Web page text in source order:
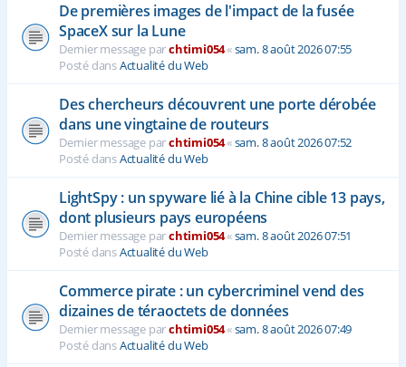
De premières images de l'impact de la fusée
SpaceX sur la Lune
Dernier message parchtimi054«sam. 8 août 2026 07:55
Posté dansActualité du Web
Des chercheurs découvrent une porte dérobée
dans une vingtaine de routeurs
Dernier message parchtimi054«sam. 8 août 2026 07:52
Posté dansActualité du Web
LightSpy : un spyware lié à la Chine cible 13 pays,
dont plusieurs pays européens
Dernier message parchtimi054«sam. 8 août 2026 07:51
Posté dansActualité du Web
Commerce pirate : un cybercriminel vend des
dizaines de téraoctets de données
Dernier message parchtimi054«sam. 8 août 2026 07:49
Posté dansActualité du Web